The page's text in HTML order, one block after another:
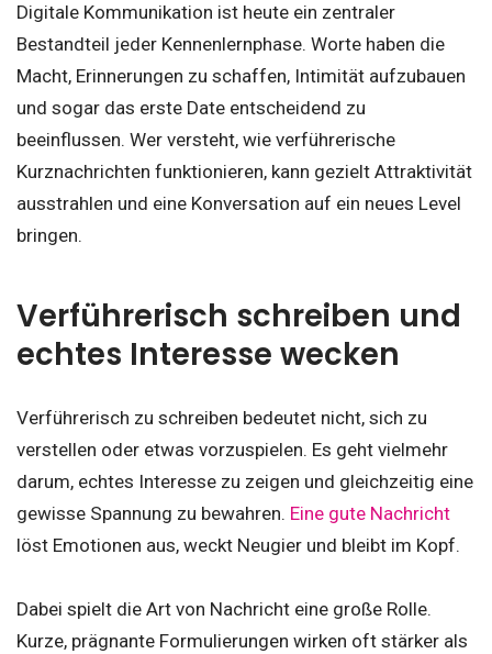
Digitale Kommunikation ist heute ein zentraler
Bestandteil jeder Kennenlernphase. Worte haben die
Macht, Erinnerungen zu schaffen, Intimität aufzubauen
und sogar das erste Date entscheidend zu
beeinflussen. Wer versteht, wie verführerische
Kurznachrichten funktionieren, kann gezielt Attraktivität
ausstrahlen und eine Konversation auf ein neues Level
bringen.
Verführerisch schreiben und
echtes Interesse wecken
Verführerisch zu schreiben bedeutet nicht, sich zu
verstellen oder etwas vorzuspielen. Es geht vielmehr
darum, echtes Interesse zu zeigen und gleichzeitig eine
gewisse Spannung zu bewahren. Eine gute Nachricht
löst Emotionen aus, weckt Neugier und bleibt im Kopf.
Dabei spielt die Art von Nachricht eine große Rolle.
Kurze, prägnante Formulierungen wirken oft stärker als